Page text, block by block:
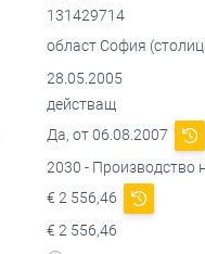
131429714
област София
28.05.2005
действащ
Да, от 06.08.2007
2030 - Производство
€ 2 556,46
€ 2 556,46